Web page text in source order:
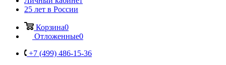
25 лет в России
Корзина0
Отложенные0
+7 (499) 486-15-36